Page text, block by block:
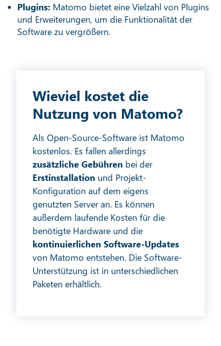
Plugins: Matomo bietet eine Vielzahl von Plugins
und Erweiterungen, um die Funktionalität der
Software zu vergrößern.
Wieviel kostet die
Nutzung von Matomo?
Als Open-Source-Software ist Matomo
kostenlos. Es fallen allerdings
zusätzliche Gebühren bei der
Erstinstallation und Projekt-
Konfiguration auf dem eigens
genutzten Server an. Es können
außerdem laufende Kosten für die
benötigte Hardware und die
kontinuierlichen Software-Updates
von Matomo entstehen. Die Software-
Unterstützung ist in unterschiedlichen
Paketen erhältlich.